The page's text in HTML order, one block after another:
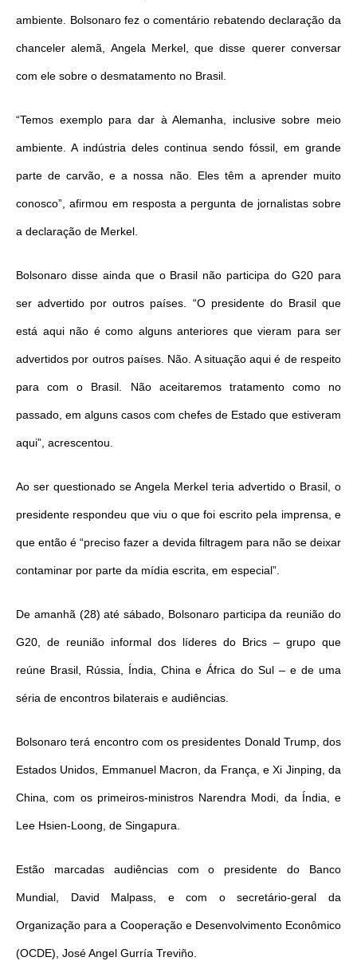
ambiente. Bolsonaro fez o comentário rebatendo declaração da
chanceler alemã, Angela Merkel, que disse querer conversar
com ele sobre o desmatamento no Brasil.
“Temos exemplo para dar à Alemanha, inclusive sobre meio
ambiente. A indústria deles continua sendo fóssil, em grande
parte de carvão, e a nossa não. Eles têm a aprender muito
conosco”, afirmou em resposta a pergunta de jornalistas sobre
a declaração de Merkel.
Bolsonaro disse ainda que o Brasil não participa do G20 para
ser advertido por outros países. “O presidente do Brasil que
está aqui não é como alguns anteriores que vieram para ser
advertidos por outros países. Não. A situação aqui é de respeito
para com o Brasil. Não aceitaremos tratamento como no
passado, em alguns casos com chefes de Estado que estiveram
aqui”, acrescentou.
Ao ser questionado se Angela Merkel teria advertido o Brasil, o
presidente respondeu que viu o que foi escrito pela imprensa, e
que então é “preciso fazer a devida filtragem para não se deixar
contaminar por parte da mídia escrita, em especial”.
De amanhã (28) até sábado, Bolsonaro participa da reunião do
G20, de reunião informal dos líderes do Brics – grupo que
reúne Brasil, Rússia, Índia, China e África do Sul – e de uma
séria de encontros bilaterais e audiências.
Bolsonaro terá encontro com os presidentes Donald Trump, dos
Estados Unidos, Emmanuel Macron, da França, e Xi Jinping, da
China, com os primeiros-ministros Narendra Modi, da Índia, e
Lee Hsien-Loong, de Singapura.
Estão marcadas audiências com o presidente do Banco
Mundial, David Malpass, e com o secretário-geral da
Organização para a Cooperação e Desenvolvimento Econômico
(OCDE), José Angel Gurría Treviño.